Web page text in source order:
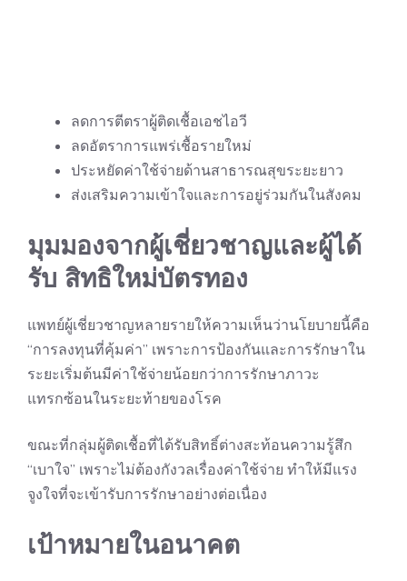
ลดการตีตราผู้ติดเชื้อเอชไอวี
ลดอัตราการแพร่เชื้อรายใหม่
ประหยัดค่าใช้จ่ายด้านสาธารณสุขระยะยาว
ส่งเสริมความเข้าใจและการอยู่ร่วมกันในสังคม
มุมมองจากผู้เชี่ยวชาญและผู้ได้
รับ สิทธิใหม่บัตรทอง
แพทย์ผู้เชี่ยวชาญหลายรายให้ความเห็นว่านโยบายนี้คือ
“การลงทุนที่คุ้มค่า” เพราะการป้องกันและการรักษาใน
ระยะเริ่มต้นมีค่าใช้จ่ายน้อยกว่าการรักษาภาวะ
แทรกซ้อนในระยะท้ายของโรค
ขณะที่กลุ่มผู้ติดเชื้อที่ได้รับสิทธิ์ต่างสะท้อนความรู้สึก
“เบาใจ” เพราะไม่ต้องกังวลเรื่องค่าใช้จ่าย ทำให้มีแรง
จูงใจที่จะเข้ารับการรักษาอย่างต่อเนื่อง
เป้าหมายในอนาคต